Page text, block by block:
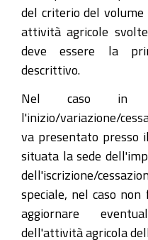
del criterio del
attività agricole
deve essere la
descrittivo.
Nel caso in
l'inizio/variazione/
va presentato presso
situata la sede
dell'iscrizione/
speciale, nel caso
aggiornare
dell'attività agricola